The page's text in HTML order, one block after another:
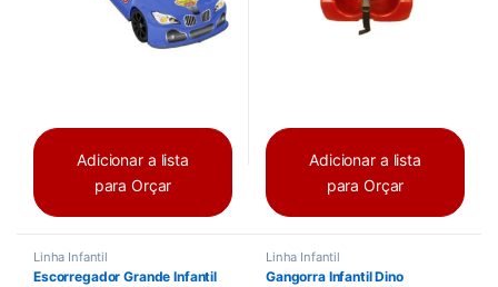
Adicionar a lista
para Orçar
Adicionar a lista
para Orçar
Linha Infantil
Escorregador Grande Infantil
Linha Infantil
Gangorra Infantil Dino